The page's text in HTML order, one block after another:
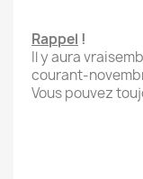
Rappel !
Il y aura
courant-
Vous pouvez